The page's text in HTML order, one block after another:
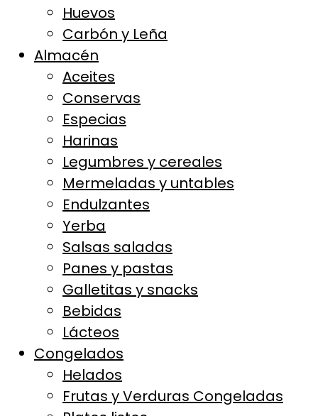
Huevos
Carbón y Leña
Almacén
Aceites
Conservas
Especias
Harinas
Legumbres y cereales
Mermeladas y untables
Endulzantes
Yerba
Salsas saladas
Panes y pastas
Galletitas y snacks
Bebidas
Lácteos
Congelados
Helados
Frutas y Verduras Congeladas